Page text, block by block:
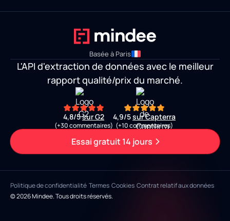
Basée à Paris
L'API d'extraction de données avec le meilleur
rapport qualité/prix du marché.
4,8/5sur G2
(+30 commentaires)
4,9/5sur Capterra
(+10 commentaires)
Essai gratuit 14 jours
© 2026 Mindee. Tous droits réservés.
Politique de confidentialité Termes Cookies Contrat relatif aux données